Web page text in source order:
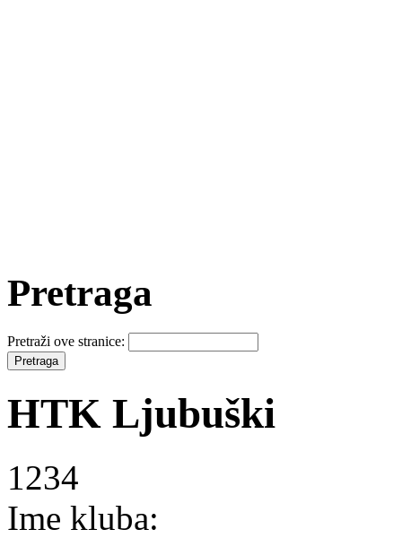
Pretraga
Pretraži ove stranice:
HTK Ljubuški
1234
Ime kluba: